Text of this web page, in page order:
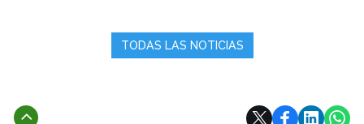
TODAS LAS NOTICIAS
Subir